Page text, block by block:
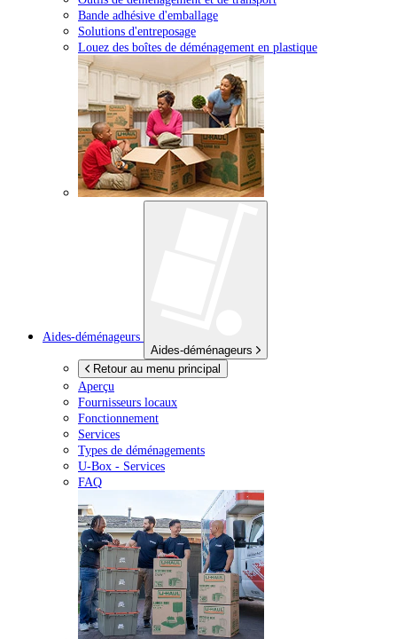
Bande adhésive d'emballage
Solutions d'entreposage
Louez des boîtes de déménagement en plastique
Aides-déménageurs
Aides-déménageurs
Retour au menu principal
Aperçu
Fournisseurs locaux
Fonctionnement
Services
Types de déménagements
U-Box - Services
FAQ